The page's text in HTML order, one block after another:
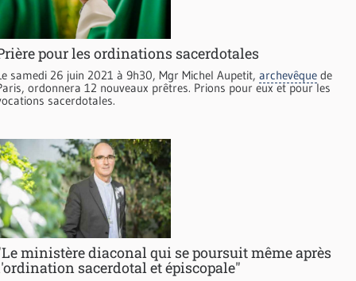
pour les ordinations sacerdotales
samedi 26 juin 2021 à 9h30, Mgr Michel Aupetit, archevêque de
ordonnera 12 nouveaux prêtres. Prions pour eux et pour les
sacerdotales.
ministère diaconal qui se poursuit même après
sacerdotal et épiscopale"